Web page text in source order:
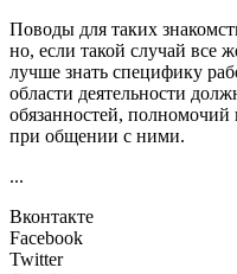
Поводы для таких
но, если такой случай все
лучше знать специфику
области деятельности
обязанностей, полномочий
при общении с ними.
...
Вконтакте
Facebook
Twitter